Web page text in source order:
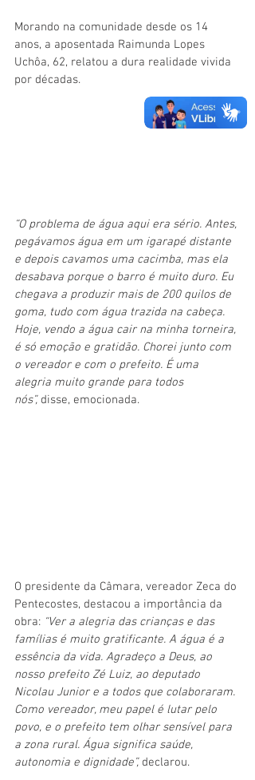
Morando na comunidade desde os 14
anos, a aposentada Raimunda Lopes
Uchôa, 62, relatou a dura realidade vivida
por décadas.
“O problema de água aqui era sério. Antes,
pegávamos água em um igarapé distante
e depois cavamos uma cacimba, mas ela
desabava porque o barro é muito duro. Eu
chegava a produzir mais de 200 quilos de
goma, tudo com água trazida na cabeça.
Hoje, vendo a água cair na minha torneira,
é só emoção e gratidão. Chorei junto com
o vereador e com o prefeito. É uma
alegria muito grande para todos
nós”, disse, emocionada.
O presidente da Câmara, vereador Zeca do
Pentecostes, destacou a importância da
obra: “Ver a alegria das crianças e das
famílias é muito gratificante. A água é a
essência da vida. Agradeço a Deus, ao
nosso prefeito Zé Luiz, ao deputado
Nicolau Junior e a todos que colaboraram.
Como vereador, meu papel é lutar pelo
povo, e o prefeito tem olhar sensível para
a zona rural. Água significa saúde,
autonomia e dignidade”, declarou.